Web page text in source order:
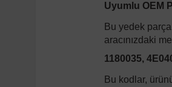
Uyumlu OEM
Bu yedek
aracınızdaki
1180035,
Bu kodlar,